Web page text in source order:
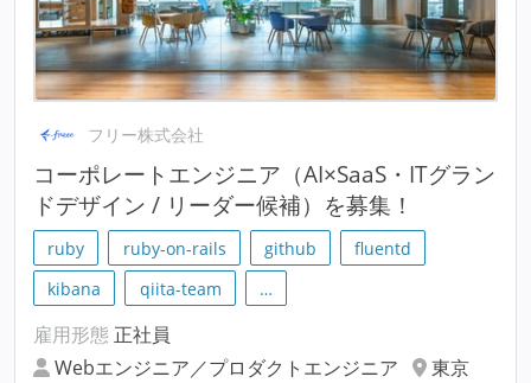
フリー株式会社
コーポレートエンジニア（AI×SaaS・ITグラン
ドデザイン / リーダー候補）を募集！
ruby ruby-on-rails github
fluentd
kibana
qiita-team …
雇用形態 正社員
Webエンジニア／プロダクトエンジニア
東京